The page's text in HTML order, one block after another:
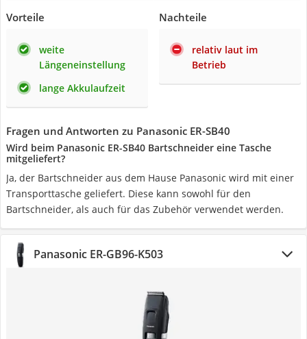
Vorteile
weite
Längeneinstellung
lange Akkulaufzeit
Nachteile
relativ laut im
Betrieb
Fragen und Antworten zu Panasonic ER-SB40
Wird beim Panasonic ER-SB40 Bartschneider eine Tasche
mitgeliefert?
Ja, der Bartschneider aus dem Hause Panasonic wird mit einer
Transporttasche geliefert. Diese kann sowohl für den
Bartschneider, als auch für das Zubehör verwendet werden.
Panasonic ER-GB96-K503